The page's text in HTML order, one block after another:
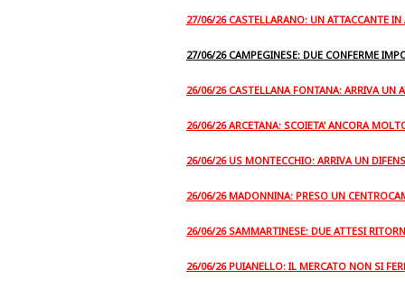
27/06/26 CASTELLARANO: UN ATTACCANTE
27/06/26 CAMPEGINESE: DUE CONFERME
26/06/26 CASTELLANA FONTANA: ARRIVA UN
26/06/26 ARCETANA: SCOIETA' ANCORA
26/06/26 US MONTECCHIO: ARRIVA UN
26/06/26 MADONNINA: PRESO UN
26/06/26 SAMMARTINESE: DUE ATTESI
26/06/26 PUIANELLO: IL MERCATO NON SI